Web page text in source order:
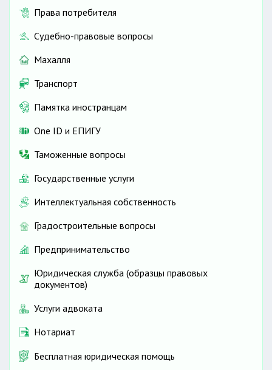
Права потребителя
Судебно-правовые вопросы
Махалля
Транспорт
Памятка иностранцам
One ID и ЕПИГУ
Таможенные вопросы
Государственные услуги
Интеллектуальная собственность
Градостроительные вопросы
Предпринимательство
Юридическая служба (образцы правовых
документов)
Услуги адвоката
Нотариат
Бесплатная юридическая помощь